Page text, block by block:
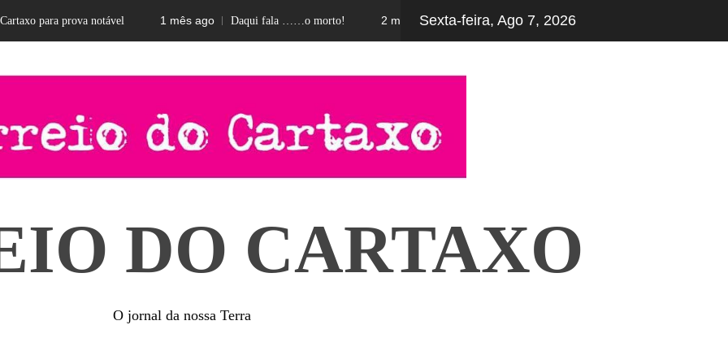
para prova notável 1 mês ago Daqui fala ……o morto! 2 meses ago Férias desportivas e culturais – 2ª fase – inscreva-se já!
Sexta-feira, Ago 7, 2026
DO CARTAXO
O jornal da nossa Terra